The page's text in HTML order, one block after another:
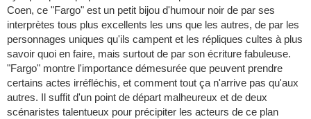
Coen, ce "Fargo" est un petit bijou d'humour noir de par ses
interprètes tous plus excellents les uns que les autres, de par les
personnages uniques qu'ils campent et les répliques cultes à plus
savoir quoi en faire, mais surtout de par son écriture fabuleuse.
"Fargo" montre l'importance démesurée que peuvent prendre
certains actes irréfléchis, et comment tout ça n'arrive pas qu'aux
autres. Il suffit d'un point de départ malheureux et de deux
scénaristes talentueux pour précipiter les acteurs de ce plan